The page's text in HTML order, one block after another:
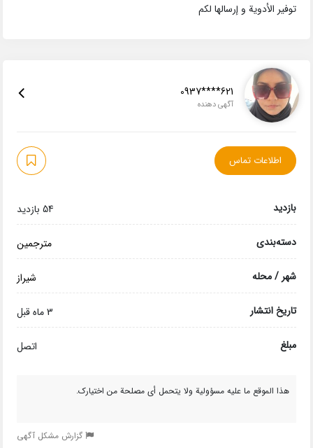
توفير الأدوية و إرسالها لکم
0937****621
آگهی دهنده
اطلاعات تماس
بازدید 54 بازدید
دسته‌بندی مترجمین
شهر / محله شیراز
تاریخ انتشار 3 ماه قبل
مبلغ اتصل
هذا الموقع ما عليه مسؤولية ولا يتحمل أي مصلحة من اختيارك.
گزارش مشکل آگهی